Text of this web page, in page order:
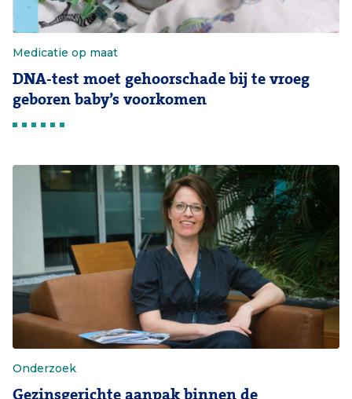
Medicatie op maat
DNA-test moet gehoorschade bij te vroeg
geboren baby’s voorkomen
Onderzoek
Gezinsgerichte aanpak binnen de